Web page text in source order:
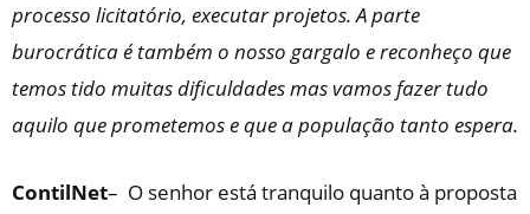
processo licitatório, executar projetos. A parte
burocrática é também o nosso gargalo e reconheço que
temos tido muitas dificuldades mas vamos fazer tudo
aquilo que prometemos e que a população tanto espera.
ContilNet– O senhor está tranquilo quanto à proposta